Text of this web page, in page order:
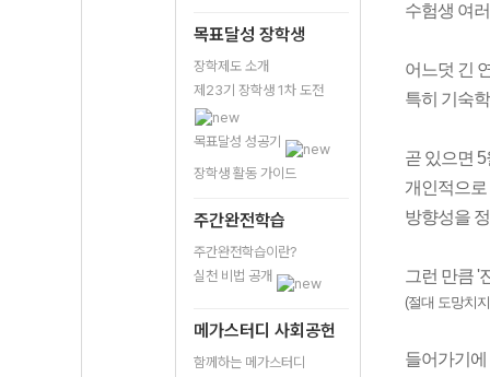
목표달성 장학생
장학제도 소개
제23기 장학생 1차 도전
목표달성 성공기
장학생 활동 가이드
주간완전학습
주간완전학습이란?
실천 비법 공개
메가스터디 사회공헌
함께하는 메가스터디
수험생 여
어느덧 긴
특히 기숙
곧 있으면
개인적으
방향성을
그런 만큼 '
(절대 도망치
들어가기에